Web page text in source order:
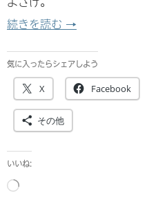
続きを読む WordPressプ
→
気に入ったらシェアしよう
X Facebook
その他
いいね:
読